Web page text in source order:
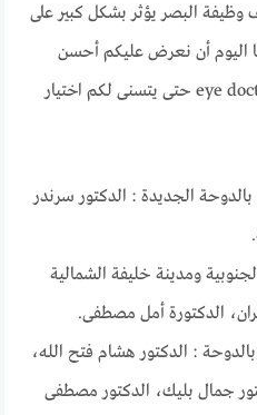
البصر يؤثر بشكل كبير على
اليوم أن نعرض عليكم أحسن
دكتور عيون في قطر eye doctor near me حتى يتسنى لكم اختيار
الجديدة : الدكتور سرندر
ومدينة خليفة الشمالية
الدكتورة أمل مصطفى.
: الدكتور هشام فتح الله،
جمال بليك، الدكتور مصطفى